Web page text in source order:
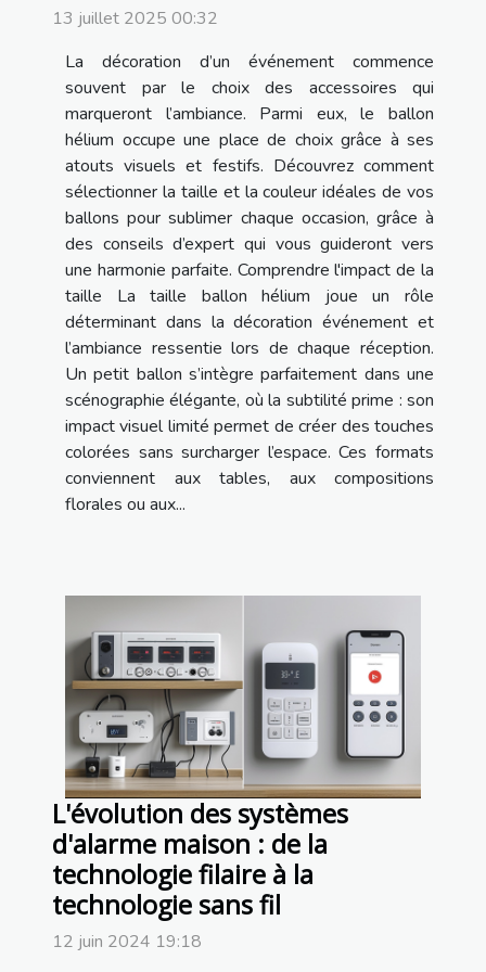
13 juillet 2025 00:32
La décoration d’un événement commence
souvent par le choix des accessoires qui
marqueront l’ambiance. Parmi eux, le ballon
hélium occupe une place de choix grâce à ses
atouts visuels et festifs. Découvrez comment
sélectionner la taille et la couleur idéales de vos
ballons pour sublimer chaque occasion, grâce à
des conseils d’expert qui vous guideront vers
une harmonie parfaite. Comprendre l'impact de la
taille La taille ballon hélium joue un rôle
déterminant dans la décoration événement et
l’ambiance ressentie lors de chaque réception.
Un petit ballon s’intègre parfaitement dans une
scénographie élégante, où la subtilité prime : son
impact visuel limité permet de créer des touches
colorées sans surcharger l’espace. Ces formats
conviennent aux tables, aux compositions
florales ou aux...
L'évolution des systèmes
d'alarme maison : de la
technologie filaire à la
technologie sans fil
12 juin 2024 19:18